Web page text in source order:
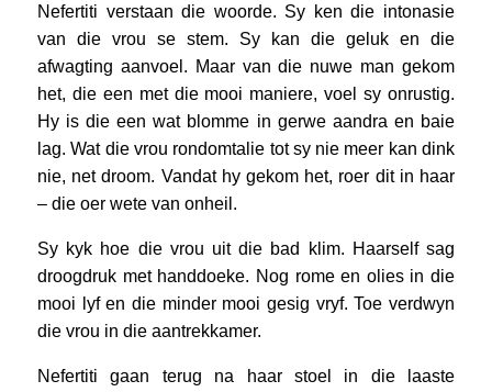
Nefertiti verstaan die woorde. Sy ken die intonasie
van die vrou se stem. Sy kan die geluk en die
afwagting aanvoel. Maar van die nuwe man gekom
het, die een met die mooi maniere, voel sy onrustig.
Hy is die een wat blomme in gerwe aandra en baie
lag. Wat die vrou rondomtalie tot sy nie meer kan dink
nie, net droom. Vandat hy gekom het, roer dit in haar
– die oer wete van onheil.
Sy kyk hoe die vrou uit die bad klim. Haarself sag
droogdruk met handdoeke. Nog rome en olies in die
mooi lyf en die minder mooi gesig vryf. Toe verdwyn
die vrou in die aantrekkamer.
Nefertiti gaan terug na haar stoel in die laaste